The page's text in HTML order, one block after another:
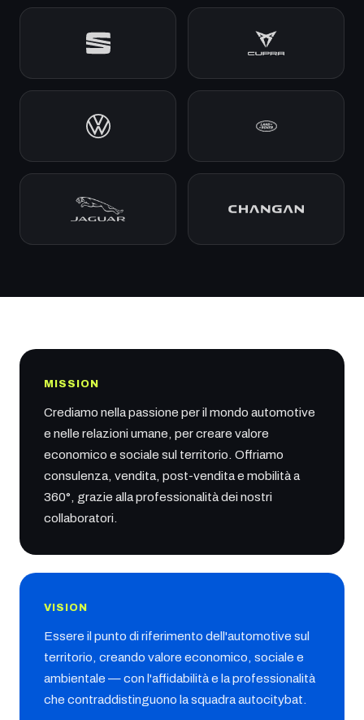
MISSION
Crediamo nella passione per il mondo automotive
e nelle relazioni umane, per creare valore
economico e sociale sul territorio. Offriamo
consulenza, vendita, post-vendita e mobilità a
360°, grazie alla professionalità dei nostri
collaboratori.
VISION
Essere il punto di riferimento dell'automotive sul
territorio, creando valore economico, sociale e
ambientale — con l'affidabilità e la professionalità
che contraddistinguono la squadra autocitybat.